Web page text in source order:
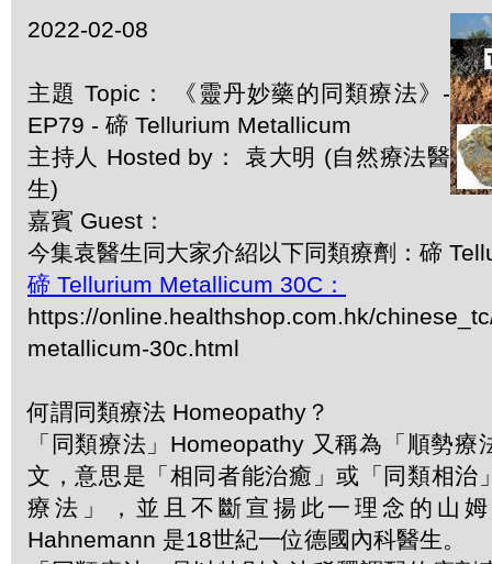
2022-02-08
主題 Topic： 《靈丹妙藥的同類療法》-
EP79 - 碲 Tellurium Metallicum
主持人 Hosted by： 袁大明 (自然療法醫
生)
嘉賓 Guest：
今集袁醫生同大家介紹以下同類療劑：碲
碲 Tellurium Metallicum 30C：
https://online.healthshop.com.hk/
metallicum-30c.html
何謂同類療法 Homeopathy？
「同類療法」Homeopathy 又稱為「順勢療
文，意思是「相同者能治癒」或「同類相治
療法」，並且不斷宣揚此一理念的山
Hahnemann 是18世紀一位德國內科醫生。